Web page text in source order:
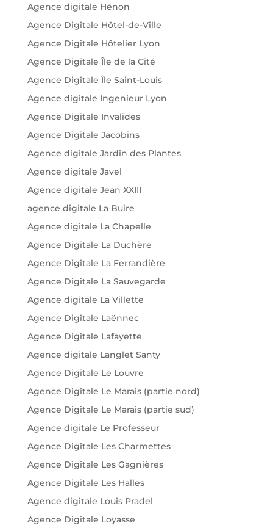
Agence digitale Hénon
Agence Digitale Hôtel-de-Ville
Agence Digitale Hôtelier Lyon
Agence Digitale Île de la Cité
Agence Digitale Île Saint-Louis
Agence digitale Ingenieur Lyon
Agence Digitale Invalides
Agence Digitale Jacobins
Agence digitale Jardin des Plantes
Agence digitale Javel
Agence digitale Jean XXIII
agence digitale La Buire
Agence digitale La Chapelle
Agence Digitale La Duchère
Agence Digitale La Ferrandière
Agence Digitale La Sauvegarde
Agence digitale La Villette
Agence Digitale Laënnec
Agence Digitale Lafayette
Agence digitale Langlet Santy
Agence Digitale Le Louvre
Agence Digitale Le Marais (partie nord)
Agence Digitale Le Marais (partie sud)
Agence digitale Le Professeur
Agence Digitale Les Charmettes
Agence Digitale Les Gagnières
Agence Digitale Les Halles
Agence digitale Louis Pradel
Agence Digitale Loyasse